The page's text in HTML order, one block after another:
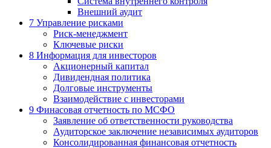
Внешний аудит
7 Управление рисками
Риск-менеджмент
Ключевые риски
8 Информация для инвесторов
Акционерный капитал
Дивидендная политика
Долговые инструменты
Взаимодействие с инвеcторами
9 Финасовая отчетность по МСФО
Заявление об ответственности руководства
Аудиторское заключение независимых аудиторов
Консолидированная финансовая отчетность